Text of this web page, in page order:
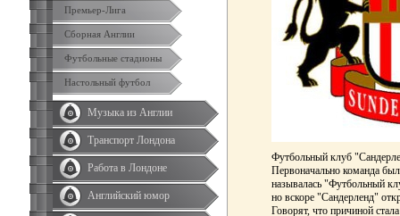
Премьер-Лига
Сборная Англии
Футбольные стадионы
Настольный футбол
Музыка из Англии
Транспорт Лондона
Работа в Лондоне
Английский юмор
Футбольный клуб
Первоначально команда
называлась "Футбольный
но вскоре "Сандерленд"
Говорят, что причиной